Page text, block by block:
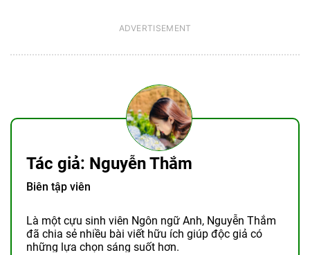
Tác giả: Nguyễn Thắm
Biên tập viên
Là một cựu sinh viên Ngôn ngữ Anh, Nguyễn Thắm
đã chia sẻ nhiều bài viết hữu ích giúp độc giả có
những lựa chọn sáng suốt hơn.